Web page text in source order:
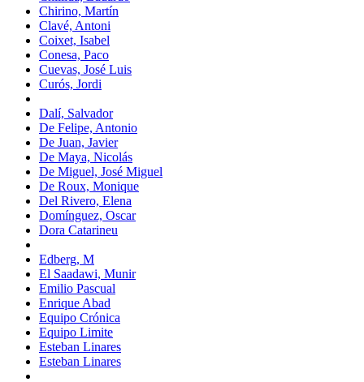
Chirino, Martín
Clavé, Antoni
Coixet, Isabel
Conesa, Paco
Cuevas, José Luis
Curós, Jordi
Dalí, Salvador
De Felipe, Antonio
De Juan, Javier
De Maya, Nicolás
De Miguel, José Miguel
De Roux, Monique
Del Rivero, Elena
Domínguez, Oscar
Dora Catarineu
Edberg, M
El Saadawi, Munir
Emilio Pascual
Enrique Abad
Equipo Crónica
Equipo Limite
Esteban Linares
Esteban Linares